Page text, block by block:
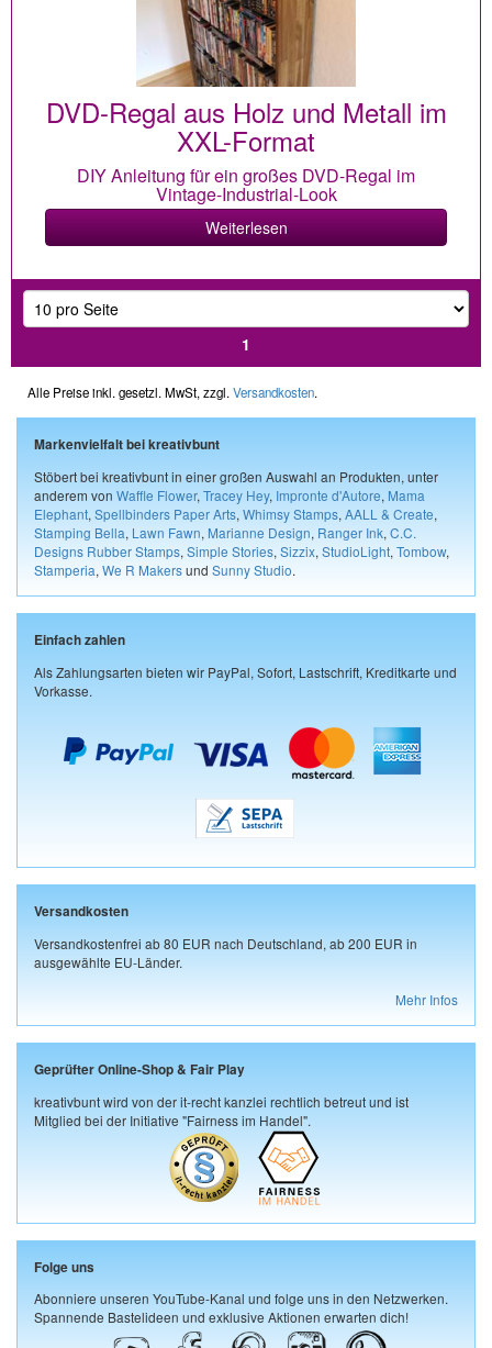
DVD-Regal aus Holz und Metall im
XXL-Format
DIY Anleitung für ein großes DVD-Regal im
Vintage-Industrial-Look
Weiterlesen
1
Alle Preise inkl. gesetzl. MwSt, zzgl. Versandkosten.
Markenvielfalt bei kreativbunt
Stöbert bei kreativbunt in einer großen Auswahl an Produkten, unter
anderem von Waffle Flower, Tracey Hey, Impronte d'Autore, Mama
Elephant, Spellbinders Paper Arts, Whimsy Stamps, AALL & Create,
Stamping Bella, Lawn Fawn, Marianne Design, Ranger Ink, C.C.
Designs Rubber Stamps, Simple Stories, Sizzix, StudioLight, Tombow,
Stamperia, We R Makersund Sunny Studio.
Einfach zahlen
Als Zahlungsarten bieten wir PayPal, Sofort, Lastschrift, Kreditkarte und
Vorkasse.
Versandkosten
Versandkostenfrei ab 80 EUR nach Deutschland, ab 200 EUR in
ausgewählte EU-Länder.
Mehr Infos
Geprüfter Online-Shop & Fair Play
kreativbunt wird von der it-recht kanzlei rechtlich betreut und ist
Mitglied bei der Initiative "Fairness im Handel".
Folge uns
Abonniere unseren YouTube-Kanal und folge uns in den Netzwerken.
Spannende Bastelideen und exklusive Aktionen erwarten dich!